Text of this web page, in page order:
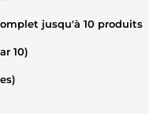
jusqu'à 10 produits
10)